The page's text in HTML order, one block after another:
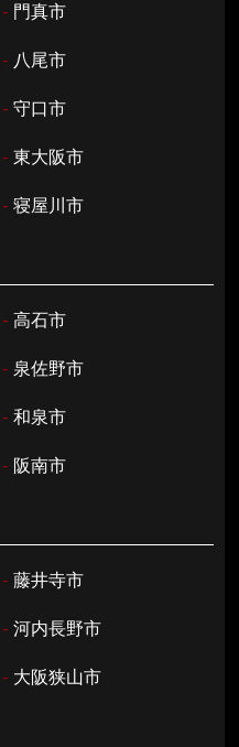
- 門真市
- 八尾市
- 守口市
- 東大阪市
- 寝屋川市
- 高石市
- 泉佐野市
- 和泉市
- 阪南市
- 藤井寺市
- 河内長野市
- 大阪狭山市